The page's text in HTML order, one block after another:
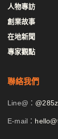
人物專訪
創業故事
在地新聞
專家觀點
聯絡我們
Line@：
E-mail：